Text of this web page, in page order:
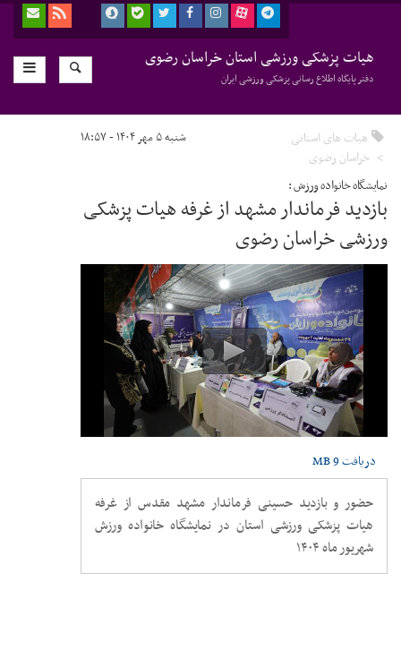
هیات پزشکی ورزشی استان خراسان رضوی
دفتر پایگاه اطلاع رسانی پزشکی ورزشی ایران
هیات های استانی
خراسان رضوی
شنبه ۵ مهر ۱۴۰۴ - ۱۸:۵۷
نمایشگاه خانواده ورزش :
بازدید فرماندار مشهد از غرفه هیات پزشکی
ورزشی خراسان رضوی
دریافت9 MB
حضور و بازدید حسینی فرماندار مشهد مقدس از غرفه
هیات پزشکی ورزشی استان در نمایشگاه خانواده ورزش
شهریور ماه ۱۴۰۴